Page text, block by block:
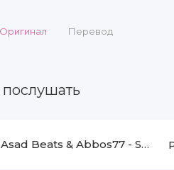
Оригинал Перевод
Asad Beats & Abbos77 - So'radimmi